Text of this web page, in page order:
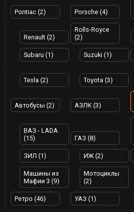
Pontiac (2) Porsche (4)
Renault (2)
Rolls-Royce
(2)
Subaru (1) Suzuki (1)
Tesla (2) Toyota (3)
Автобусы (2) АЗЛК (3)
ВАЗ - LADA
(15)
ГАЗ (8)
ЗИЛ (1) ИЖ (2)
Машины из
Мафии 3 (9)
Мотоциклы
(2)
Ретро (46) УАЗ (1)